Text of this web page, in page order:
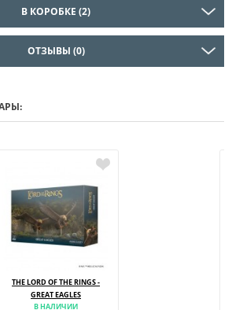
В КОРОБКЕ (2)
ОТЗЫВЫ (0)
THE LORD OF THE RINGS -
GREAT EAGLES
В НАЛИЧИИ